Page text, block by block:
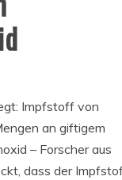
Impfstoff von
an giftigem
– Forscher aus
dass der